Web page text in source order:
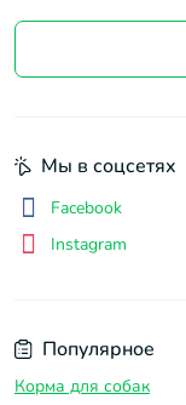
Популярное
Корма для собак
Мы в соцсетях
Facebook
Instagram